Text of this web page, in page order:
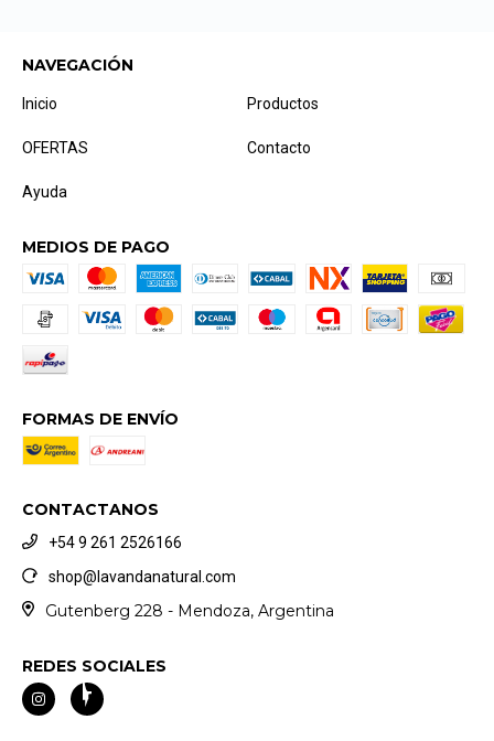
NAVEGACIÓN
Inicio Productos
OFERTAS Contacto
Ayuda
MEDIOS DE PAGO
FORMAS DE ENVÍO
CONTACTANOS
+54 9 261 2526166
shop@lavandanatural.com
Gutenberg 228 - Mendoza, Argentina
REDES SOCIALES